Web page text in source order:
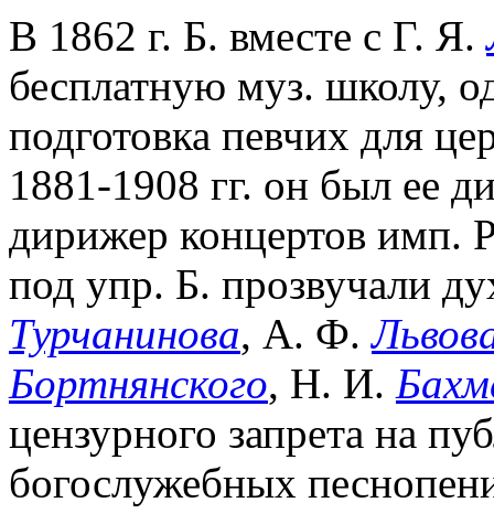
В 1862 г. Б. вместе с Г. Я.
бесплатную муз. школу,
подготовка певчих для
1881-1908 гг. он был ее
дирижер концертов имп.
под упр. Б. прозвучали
Турчанинова, А. Ф.
Бортнянского, Н. И.
цензурного запрета на
богослужебных